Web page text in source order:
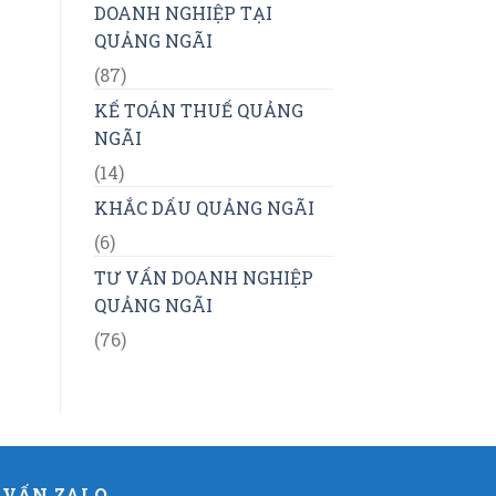
DOANH NGHIỆP TẠI
QUẢNG NGÃI
(87)
KẾ TOÁN THUẾ QUẢNG
NGÃI
(14)
KHẮC DẤU QUẢNG NGÃI
(6)
TƯ VẤN DOANH NGHIỆP
QUẢNG NGÃI
(76)